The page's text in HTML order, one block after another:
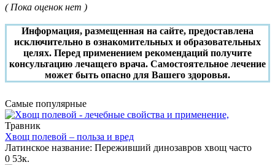
( Пока оценок нет )
Информация, размещенная на сайте, предоставлена
исключительно в ознакомительных и образовательных
целях. Перед применением рекомендаций получите
консультацию лечащего врача. Самостоятельное лечение
может быть опасно для Вашего здоровья.
Самые популярные
Травник
Хвощ полевой – польза и вред
Латинское название: Переживший динозавров хвощ часто
0 53к.